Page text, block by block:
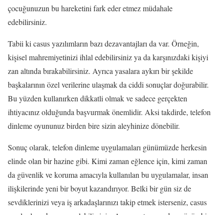
çocuğunuzun bu hareketini fark eder etmez müdahale
edebilirsiniz.
Tabii ki casus yazılımların bazı dezavantajları da var. Örneğin,
kişisel mahremiyetinizi ihlal edebilirsiniz ya da karşınızdaki kişiyi
zan altında bırakabilirsiniz. Ayrıca yasalara aykırı bir şekilde
başkalarının özel verilerine ulaşmak da ciddi sonuçlar doğurabilir.
Bu yüzden kullanırken dikkatli olmak ve sadece gerçekten
ihtiyacınız olduğunda başvurmak önemlidir. Aksi takdirde, telefon
dinleme oyununuz birden bire sizin aleyhinize dönebilir.
Sonuç olarak, telefon dinleme uygulamaları günümüzde herkesin
elinde olan bir hazine gibi. Kimi zaman eğlence için, kimi zaman
da güvenlik ve koruma amacıyla kullanılan bu uygulamalar, insan
ilişkilerinde yeni bir boyut kazandırıyor. Belki bir gün siz de
sevdiklerinizi veya iş arkadaşlarınızı takip etmek isterseniz, casus